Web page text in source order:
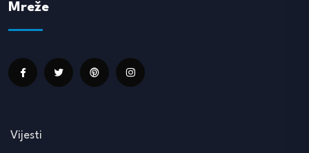
Mreže
Vijesti